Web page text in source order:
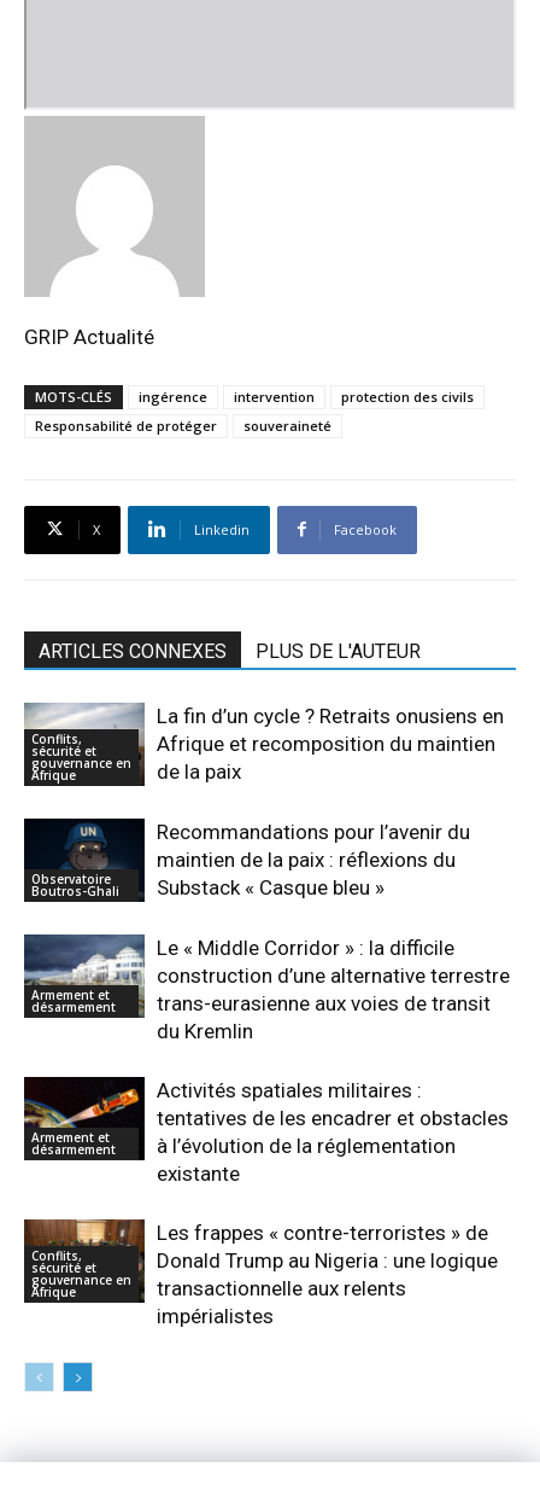
GRIP Actualité
MOTS-CLÉS ingérence intervention
protection des civils
Responsabilité de protéger
souveraineté
X Linkedin Facebook
ARTICLES CONNEXES PLUS DE L'AUTEUR
Conflits,
sécurité et
gouvernance en
Afrique
La fin d’un cycle ? Retraits onusiens en
Afrique et recomposition du maintien
de la paix
Observatoire
Boutros-Ghali
Recommandations pour l’avenir du
maintien de la paix : réflexions du
Substack « Casque bleu »
Armement et
désarmement
Le « Middle Corridor » : la difficile
construction d’une alternative terrestre
trans-eurasienne aux voies de transit
du Kremlin
Armement et
désarmement
Activités spatiales militaires :
tentatives de les encadrer et obstacles
à l’évolution de la réglementation
existante
Conflits,
sécurité et
gouvernance en
Afrique
Les frappes « contre-terroristes » de
Donald Trump au Nigeria : une logique
transactionnelle aux relents
impérialistes